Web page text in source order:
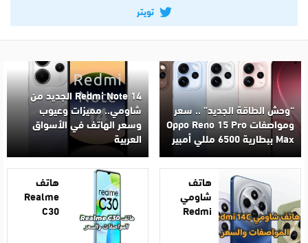
تويتر
“وحش الطاقة الجديد” .. سعر
ومواصفات Oppo Reno 15 Pro
Max ببطارية 6500 مللي أمبير
Redmi Note 14 الجديد من
شاومي.. مميزات وعيوب
وسعر الهاتف في الأسواق
العربية
هاتف
شاومي
Redmi
هاتف
Realme
C30